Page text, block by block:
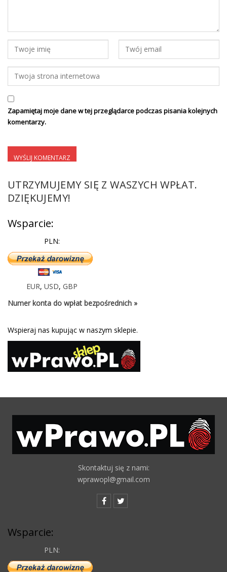
Zapamiętaj moje dane w tej przeglądarce podczas pisania kolejnych
komentarzy.
UTRZYMUJEMY SIĘ Z WASZYCH WPŁAT.
DZIĘKUJEMY!
Wsparcie:
PLN:
EUR, USD, GBP
Numer konta do wpłat bezpośrednich »
Wspieraj nas kupując w naszym sklepie.
Skontaktuj się z nami:
wprawopl@gmail.com
Wsparcie:
PLN: